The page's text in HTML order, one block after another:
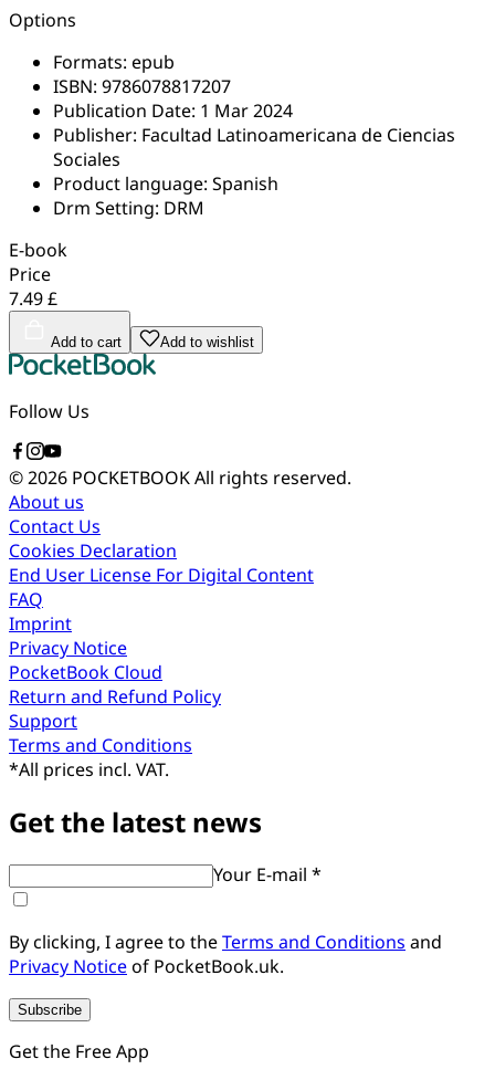
Options
Formats: epub
ISBN: 9786078817207
Publication Date: 1 Mar 2024
Publisher: Facultad Latinoamericana de Ciencias
Sociales
Product language: Spanish
Drm Setting: DRM
E-book
Price
7.49 £
Add to cart Add to wishlist
Follow Us
© 2026 POCKETBOOKAll rights reserved.
About us
Contact Us
Cookies Declaration
End User License For Digital Content
FAQ
Imprint
Privacy Notice
PocketBook Cloud
Return and Refund Policy
Support
Terms and Conditions
*All prices incl. VAT.
Get the latest news
Your E-mail *
By clicking, I agree to theTerms and Conditions and
Privacy Noticeof PocketBook.uk.
Subscribe
Get the Free App